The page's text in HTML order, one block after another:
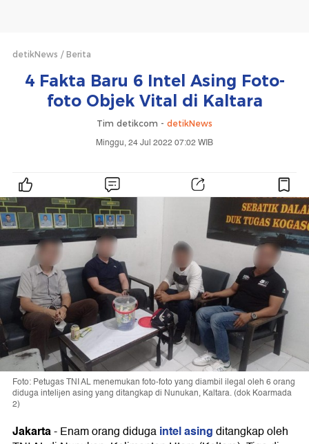
detikNews Berita
4 Fakta Baru 6 Intel Asing Foto-
foto Objek Vital di Kaltara
Tim detikcom - detikNews
Minggu, 24 Jul 2022 07:02 WIB
Foto: Petugas TNI AL menemukan foto-foto yang diambil ilegal oleh 6 orang
diduga intelijen asing yang ditangkap di Nunukan, Kaltara. (dok Koarmada
2)
Jakarta-Enam orang didugaintel asingditangkap oleh